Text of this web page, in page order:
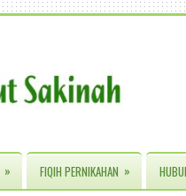
» FIQIH PERNIKAHAN »